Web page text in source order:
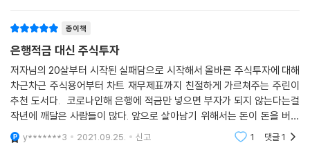
이 책이 자신만의 투자 원칙을 세워나가는 데 조금이라도 도움이 되길 바
란다.
종이책
은행적금 대신 주식투자
저자님의 20살부터 시작된 실패담으로 시작해서 올바른 주식투자에 대해
차근차근 주식용어부터 차트 재무제표까지 친절하게 가르쳐주는 주린이
추천 도서다. 코로나인해 은행에 적금만 넣으면 부자가 되지 않는다는걸
작년에 깨달은 사람들이 많다. 앞으로 살아남기 위해서는 돈이 돈을 버는
구조 당신이 자면서도 돈을 벌 수 있는 무언가를 만들어야 한다. 유튜브. 주
식. 월세수
y*******3 2021.09.25. 신고 1 댓글1